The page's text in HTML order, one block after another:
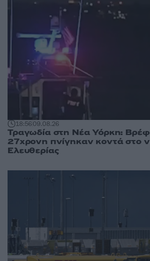
18:5609.08.26
Τραγωδία στη Νέα Υόρκη:
27χρονη πνίγηκαν κοντά στο
Ελευθερίας